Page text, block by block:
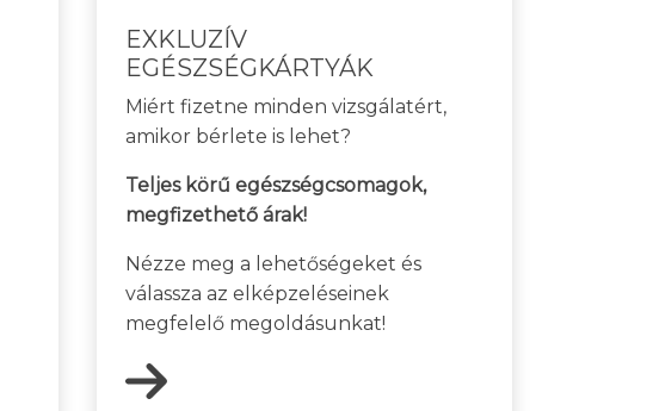
EXKLUZÍV
EGÉSZSÉGKÁRTYÁK
Miért fizetne minden vizsgálatért,
amikor bérlete is lehet?
Teljes körű egészségcsomagok,
megfizethető árak!
Nézze meg a lehetőségeket és
válassza az elképzeléseinek
megfelelő megoldásunkat!